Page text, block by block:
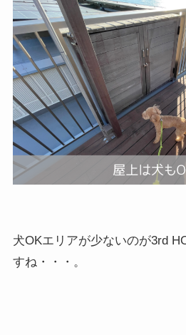
犬OKエリアが少ないのが3rd
すね・・・。